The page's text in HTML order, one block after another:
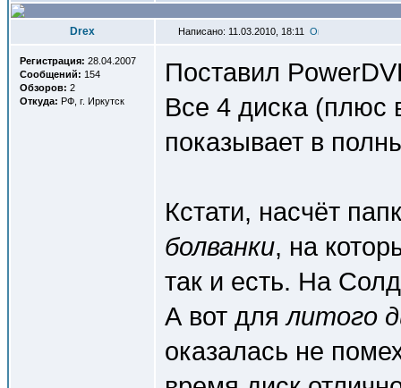
Drex Написано: 11.03.2010, 18:11
Регистрация: 28.04.2007
Сообщений: 154
Обзоров: 2
Откуда: РФ, г. Иркутск
Поставил
Все 4 диска (плюс
показывает в
Кстати, насчёт
болванки, на
так и есть. На
А вот длялитого
оказалась не